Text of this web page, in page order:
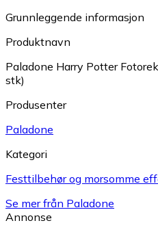
Grunnleggende informasjon
Produktnavn
Paladone Harry Potter
stk)
Produsenter
Paladone
Kategori
Festtilbehør og morsomme
Se mer från Paladone
Annonse